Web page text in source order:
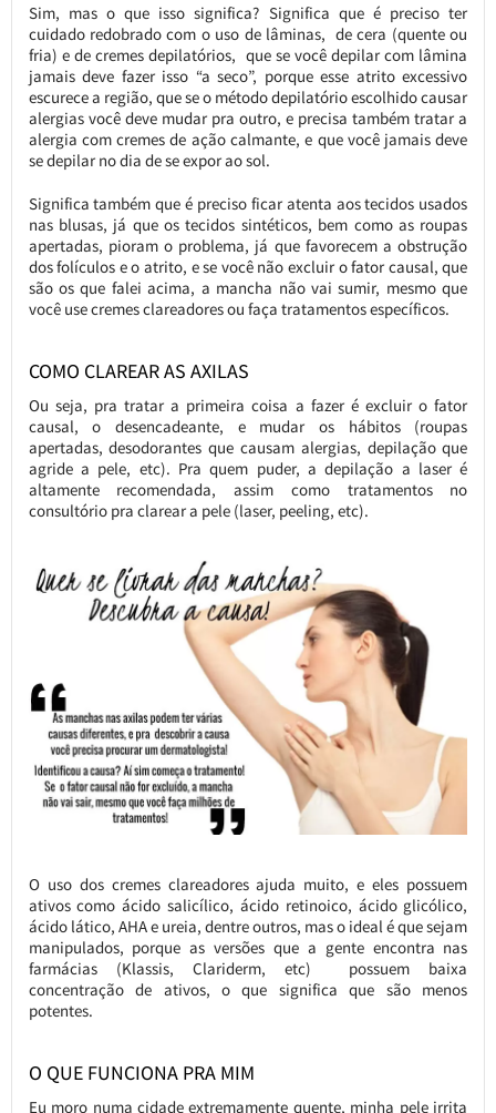
Sim, mas o que isso significa? Significa que é preciso ter
cuidado redobrado com o uso de lâminas, de cera (quente ou
fria) e de cremes depilatórios, que se você depilar com lâmina
jamais deve fazer isso “a seco”, porque esse atrito excessivo
escurece a região, que se o método depilatório escolhido causar
alergias você deve mudar pra outro, e precisa também tratar a
alergia com cremes de ação calmante, e que você jamais deve
se depilar no dia de se expor ao sol.
Significa também que é preciso ficar atenta aos tecidos usados
nas blusas, já que os tecidos sintéticos, bem como as roupas
apertadas, pioram o problema, já que favorecem a obstrução
dos folículos e o atrito, e se você não excluir o fator causal, que
são os que falei acima, a mancha não vai sumir, mesmo que
você use cremes clareadores ou faça tratamentos específicos.
COMO CLAREAR AS AXILAS
Ou seja, pra tratar a primeira coisa a fazer é excluir o fator
causal, o desencadeante, e mudar os hábitos (roupas
apertadas, desodorantes que causam alergias, depilação que
agride a pele, etc). Pra quem puder, a depilação a laser é
altamente recomendada, assim como tratamentos no
consultório pra clarear a pele (laser, peeling, etc).
O uso dos cremes clareadores ajuda muito, e eles possuem
ativos como ácido salicílico, ácido retinoico, ácido glicólico,
ácido lático, AHA e ureia, dentre outros, mas o ideal é que sejam
manipulados, porque as versões que a gente encontra nas
farmácias (Klassis, Clariderm, etc) possuem baixa
concentração de ativos, o que significa que são menos
potentes.
O QUE FUNCIONA PRA MIM
Eu moro numa cidade extremamente quente, minha pele irrita